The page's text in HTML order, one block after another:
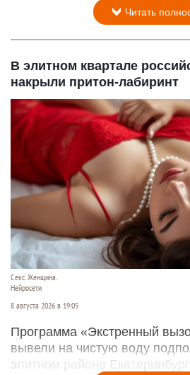
Читать
В элитном квартале
накрыли притон-лабиринт
Секс. Женщина.
Нейросети
8 августа 2026 в 19:05
Программа «Экстренный
вывели на чистую воду
элитном районе